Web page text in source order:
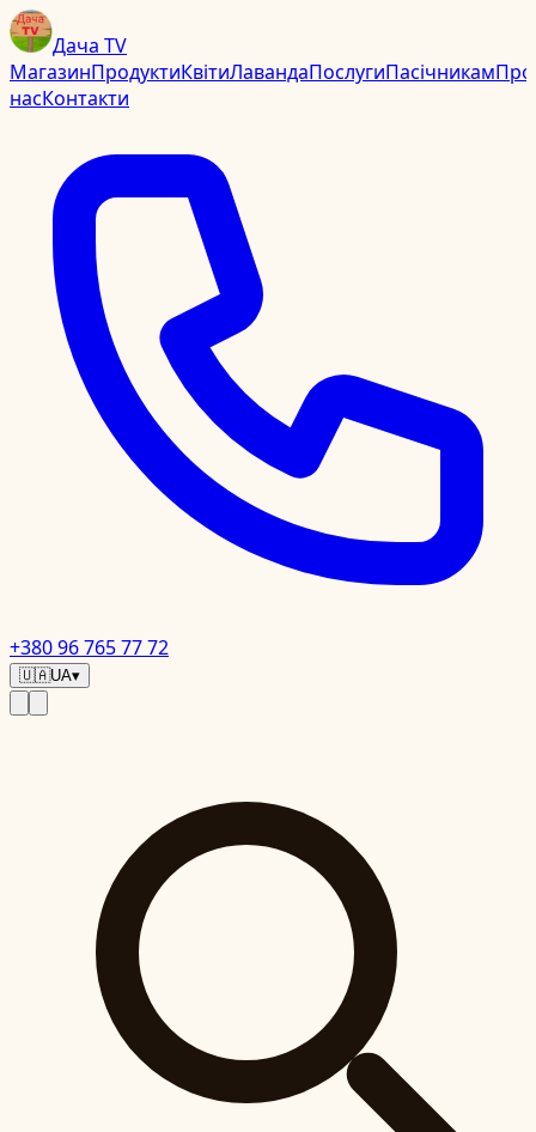
Дача TV
МагазинПродуктиКвітиЛавандаПослугиПасічникамПро
насКонтакти
+380 96 765 77 72
🇺🇦UA▾